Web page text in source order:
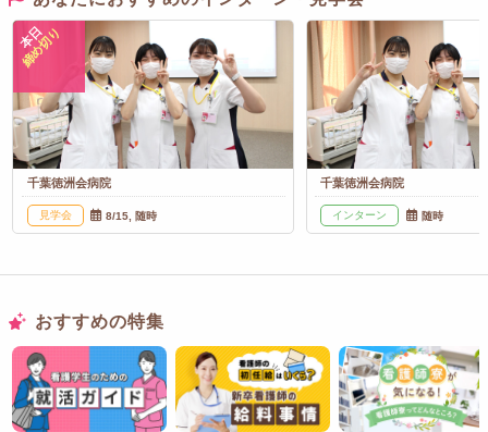
本日
締め切り
千葉徳洲会病院
見学会 8/15, 随時
千葉徳洲会病院
インターン 随時
おすすめの特集